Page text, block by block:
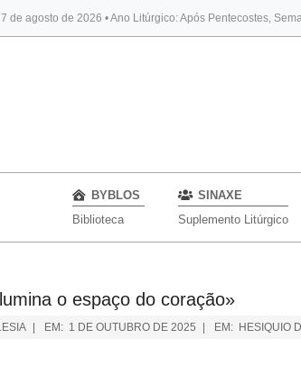
de agosto de 2026 • Ano Litúrgico: Após Pentecostes,
BYBLOS
Biblioteca
SINAXE
Suplemento Litúrgico
o espaço do coração»
EM: 1 DE OUTUBRO DE 2025 EM: HESIQUIO